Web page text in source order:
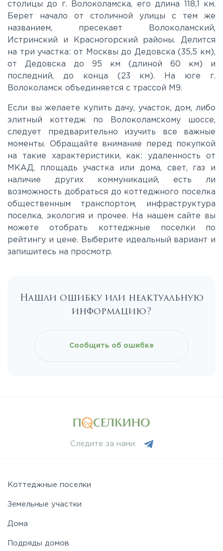
Лихачевское
Минское
Можайское
Новорязанское
Носовихинское
Пятницкое
Рогачёвское
Рублево-Успенское
Таракановское
Фряновское
столицы до г. Волоколамска, его длина 118,1 км.
Берет начало от столичной улицы с тем же
названием, пресекает Волоколамский,
Истринский и Красногорский районы. Делится
на три участка: от Москвы до Дедовска (35,5 км),
от Дедовска до 95 км (длиной 60 км) и
последний, до конца (23 км). На юге г.
Волоколамск объединяется с трассой М9.
Если вы желаете купить дачу, участок, дом, либо
элитный коттедж по Волоколамскому шоссе,
следует предварительно изучить все важные
моменты. Обращайте внимание перед покупкой
на такие характеристики, как: удаленность от
МКАД, площадь участка или дома, свет, газ и
наличие других коммуникаций, есть ли
возможность добраться до коттеджного поселка
общественным транспортом, инфраструктура
поселка, экология и прочее. На нашем сайте вы
можете отобрать коттеджные поселки по
рейтингу и цене. Выберите идеальный вариант и
запишитесь на просмотр.
Нашли ошибку или неактуальную
информацию?
Сообщить об ошибке
Следите за нами:
Коттеджные поселки
Земельные участки
Дома
Подряды домов